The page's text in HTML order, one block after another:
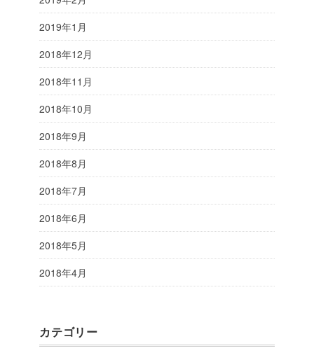
2019年1月
2018年12月
2018年11月
2018年10月
2018年9月
2018年8月
2018年7月
2018年6月
2018年5月
2018年4月
カテゴリー